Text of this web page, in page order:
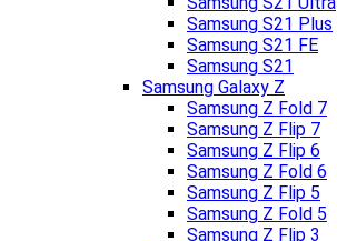
Samsung S21 Plus
Samsung S21 FE
Samsung S21
Samsung Galaxy Z
Samsung Z Fold 7
Samsung Z Flip 7
Samsung Z Flip 6
Samsung Z Fold 6
Samsung Z Flip 5
Samsung Z Fold 5
Samsung Z Flip 3